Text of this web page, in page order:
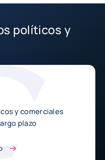
políticos y
y comerciales
plazo